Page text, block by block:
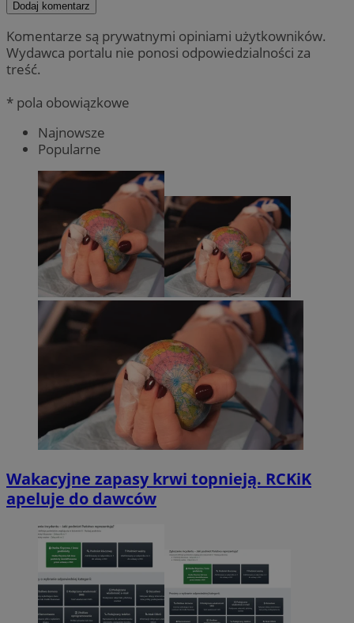
Dodaj komentarz
Komentarze są prywatnymi opiniami użytkowników.
Wydawca portalu nie ponosi odpowiedzialności za
treść.
* pola obowiązkowe
Najnowsze
Popularne
Wakacyjne zapasy krwi topnieją. RCKiK
apeluje do dawców